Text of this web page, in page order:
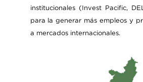
institucionales (Invest Pacific,
para la generar más empleos y
a mercados internacionales.